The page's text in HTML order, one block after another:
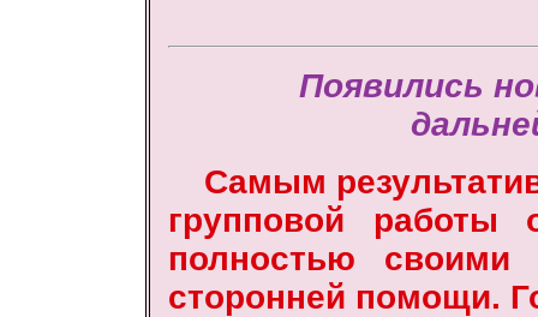
Появились
Самым
групповой работы
полностью своими
сторонней помощи.